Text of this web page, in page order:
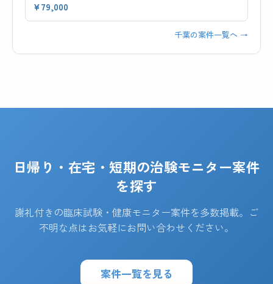
¥79,000
千葉の案件一覧へ →
日帰り・在宅・短期の治験モニター案件
を探す
謝礼付きの臨床試験・健康モニター案件を多数掲載。ご
不明な点はお気軽にお問い合わせください。
案件一覧を見る